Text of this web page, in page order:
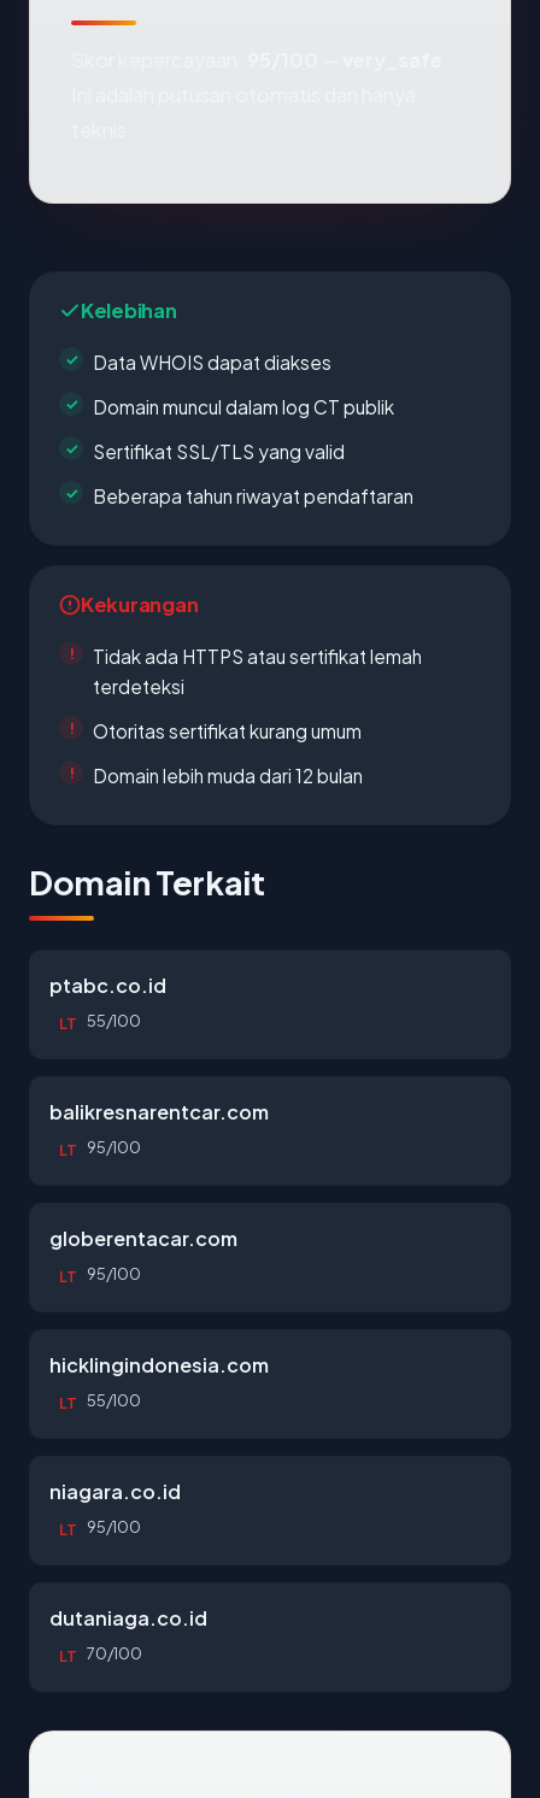
Kelebihan
Data WHOIS dapat diakses
Domain muncul dalam log CT publik
Sertifikat SSL/TLS yang valid
Beberapa tahun riwayat pendaftaran
Kekurangan
Tidak ada HTTPS atau sertifikat lemah
terdeteksi
Otoritas sertifikat kurang umum
Domain lebih muda dari 12 bulan
Domain Terkait
ptabc.co.id
LT 55/100
balikresnarentcar.com
LT 95/100
globerentacar.com
LT 95/100
hicklingindonesia.com
LT 55/100
niagara.co.id
LT 95/100
dutaniaga.co.id
LT 70/100